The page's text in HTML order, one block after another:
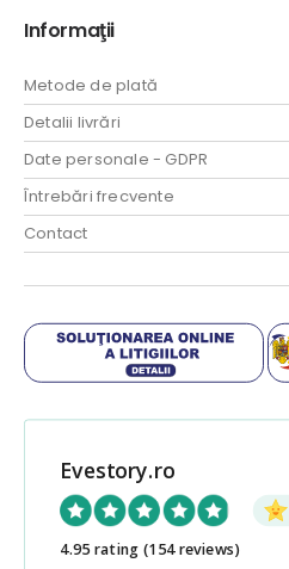
Informaţii
Metode de plată
Detalii livrări
Date personale - GDPR
Întrebări frecvente
Contact
Evestory.ro
4.95 rating (154 reviews)